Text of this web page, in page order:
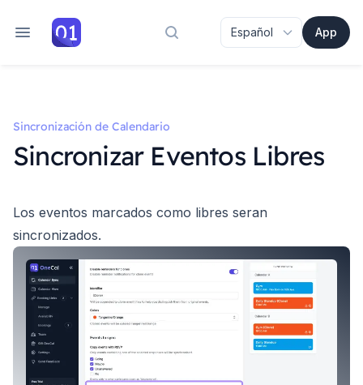
Buscar en la documentación
App
Sincronización de Calendario
Sincronizar Eventos Libres
Los eventos marcados como libres seran
sincronizados.